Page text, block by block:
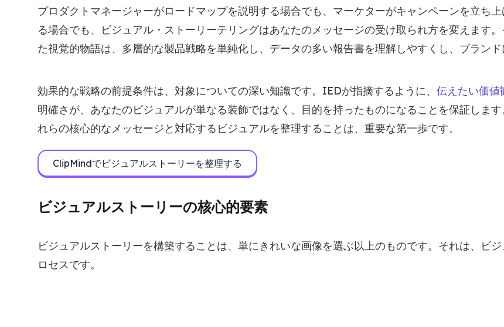
プロダクトマネージャーがロードマップを説明する場合でも、マーケターがキャンペーンを立ち
る場合でも、ビジュアル・ストーリーテリングはあなたのメッセージの受け取られ方を変えます
た視覚的物語は、多層的な製品戦略を単純化し、データの多い報告書を理解しやすくし、ブラン
効果的な戦略の前提条件は、対象についての深い知識です。IEDが指摘するように、 伝えたい価値
明確さが、あなたのビジュアルが単なる装飾ではなく、目的を持ったものになることを保証しま
れらの核心的なメッセージと対応するビジュアルを整理することは、重要な第一歩です。
ClipMindでビジュアルストーリーを整理する
ビジュアルストーリーの核心的要素
ビジュアルストーリーを構築することは、単にきれいな画像を選ぶ以上のものです。それは、ビ
ロセスです。